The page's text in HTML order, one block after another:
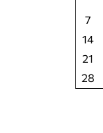
7
14
21
28